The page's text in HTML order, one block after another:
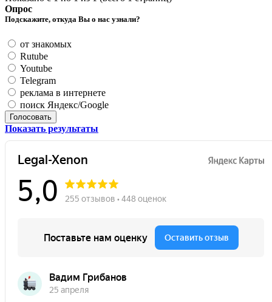
Опрос
Подскажите, откуда Вы о нас узнали?
от знакомых
Rutube
Youtube
Telegram
реклама в интернете
поиск Яндекс/Google
Голосовать
Показать результаты